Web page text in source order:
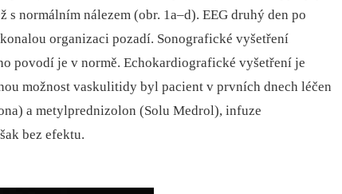
normálním nálezem (obr. 1a–d). EEG druhý den po
organizaci pozadí. Sonografické vyšetření
povodí je v normě. Echokardiografické vyšetření je
možnost vaskulitidy byl pacient v prvních dnech léčen
a metylprednizolon (Solu Medrol), infuze
bez efektu.